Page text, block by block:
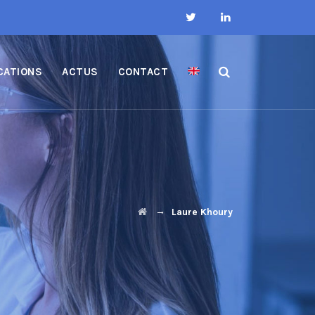
ACTUS CONTACT
→ Laure Khoury